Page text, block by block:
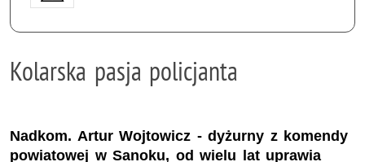
Kolarska pasja policjanta
Nadkom. Artur Wojtowicz - dyżurny z komendy
powiatowej w Sanoku, od wielu lat uprawia